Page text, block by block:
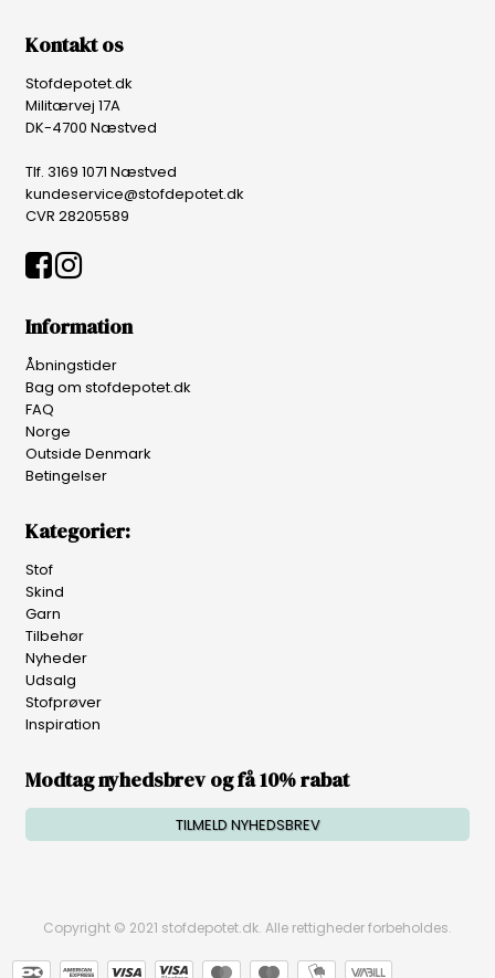
Kontakt os
Stofdepotet.dk
Militærvej 17A
DK-4700 Næstved
Tlf. 3169 1071 Næstved
kundeservice@stofdepotet.dk
CVR 28205589
Information
Åbningstider
Bag om stofdepotet.dk
FAQ
Norge
Outside Denmark
Betingelser
Kategorier:
Stof
Skind
Garn
Tilbehør
Nyheder
Udsalg
Stofprøver
Inspiration
Modtag nyhedsbrev og få 10% rabat
TILMELD NYHEDSBREV
Copyright © 2021 stofdepotet.dk. Alle rettigheder forbeholdes.